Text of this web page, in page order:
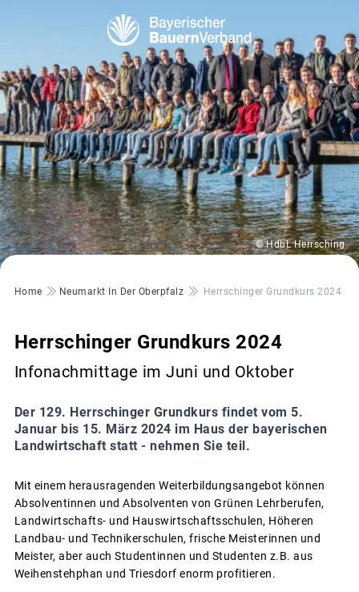
© HdbL Herrsching
Pfadnavigation
Home Neumarkt In Der Oberpfalz Herrschinger Grundkurs 2024
Herrschinger Grundkurs 2024
Infonachmittage im Juni und Oktober
Der 129. Herrschinger Grundkurs findet vom 5.
Januar bis 15. März 2024 im Haus der bayerischen
Landwirtschaft statt - nehmen Sie teil.
Mit einem herausragenden Weiterbildungsangebot können
Absolventinnen und Absolventen von Grünen Lehrberufen,
Landwirtschafts- und Hauswirtschaftsschulen, Höheren
Landbau- und Technikerschulen, frische Meisterinnen und
Meister, aber auch Studentinnen und Studenten z.B. aus
Weihenstehphan und Triesdorf enorm profitieren.